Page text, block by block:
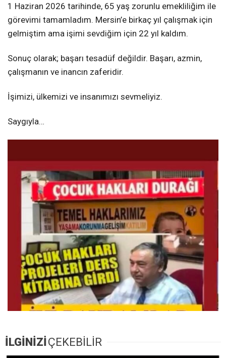
1 Haziran 2026 tarihinde, 65 yaş zorunlu emekliliğim ile
görevimi tamamladım. Mersin’e birkaç yıl çalışmak için
gelmiştim ama işimi sevdiğim için 22 yıl kaldım.
Sonuç olarak; başarı tesadüf değildir. Başarı, azmin,
çalışmanın ve inancın zaferidir.
İşimizi, ülkemizi ve insanımızı sevmeliyiz.
Saygıyla…
İLGİNİZİÇEKEBİLİR